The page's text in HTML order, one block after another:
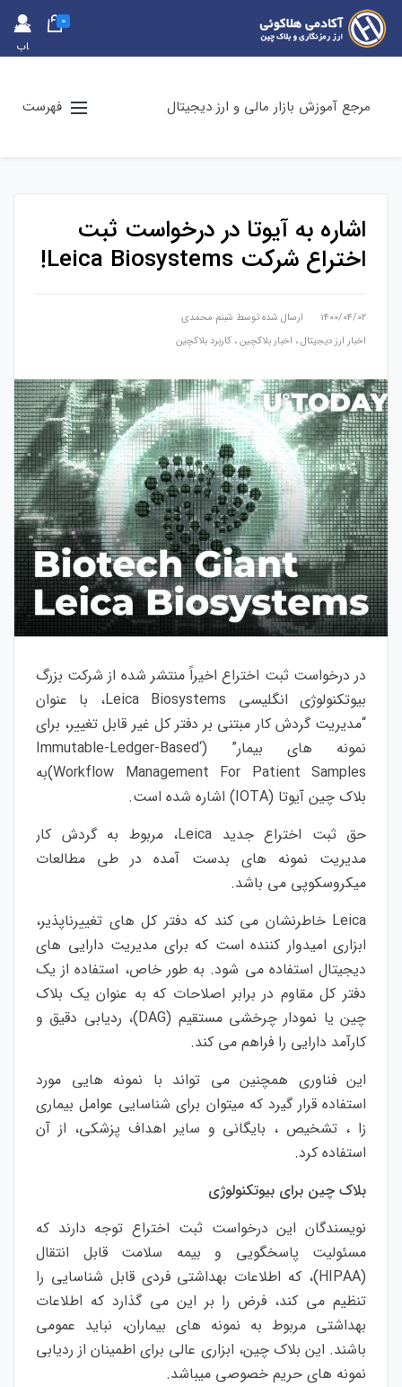
حس
اب
0
مرجع آموزش بازار مالی و ارز دیجیتال فهرست
اشاره به آیوتا در درخواست ثبت
اختراع شرکت Leica Biosystems!
۱۴۰۰/۰۴/۰۲ ارسال شده توسط شبنم محمدی
اخبار ارز دیجیتال، اخبار بلاکچین، کاربرد بلاکچین
در درخواست ثبت اختراع اخیراً منتشر شده از شرکت بزرگ
بیوتکنولوژی انگلیسی Leica Biosystems، با عنوان
“مدیریت گردش کار مبتنی بر دفتر کل غیر قابل تغییر، برای
نمونه های بیمار” (‘Immutable-Ledger-Based
Workflow Management For Patient Samples)به
بلاک چین آیوتا (IOTA) اشاره شده است.
حق ثبت اختراع جدید Leica، مربوط به گردش کار
مدیریت نمونه های بدست آمده در طی مطالعات
میکروسکوپی می باشد.
Leica خاطرنشان می کند که دفتر کل های تغییرناپذیر،
ابزاری امیدوار کننده است که برای مدیریت دارایی های
دیجیتال استفاده می شود. به طور خاص، استفاده از یک
دفتر کل مقاوم در برابر اصلاحات که به عنوان یک بلاک
چین یا نمودار چرخشی مستقیم (DAG)، ردیابی دقیق و
کارآمد دارایی را فراهم می کند.
این فناوری همچنین می تواند با نمونه هایی مورد
استفاده قرار گیرد که میتوان برای شناسایی عوامل بیماری
زا ، تشخیص ، بایگانی و سایر اهداف پزشکی، از آن
استفاده کرد.
بلاک چین برای بیوتکنولوژی
نویسندگان این درخواست ثبت اختراع توجه دارند که
مسئولیت پاسخگویی و بیمه سلامت قابل انتقال
(
HIPAA)، که اطلاعات بهداشتی فردی قابل شناسایی را
تنظیم می کند، فرض را بر این می گذارد که اطلاعات
بهداشتی مربوط به نمونه های بیماران، نباید عمومی
باشند. این بلاک چین، ابزاری عالی برای اطمینان از ردیابی
نمونه های حریم خصوصی میباشد.